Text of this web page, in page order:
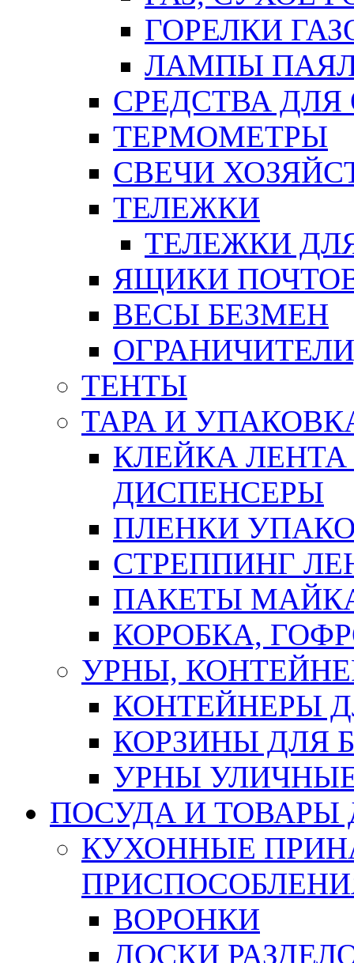
ГОРЕЛКИ
ЛАМПЫ
СРЕДСТВА
ТЕРМОМЕТРЫ
СВЕЧИ
ТЕЛЕЖКИ
ТЕЛЕЖКИ
ЯЩИКИ
ВЕСЫ БЕЗМЕН
ТЕНТЫ
ТАРА И
КЛЕЙКА
ДИСПЕНСЕРЫ
ПЛЕНКИ
СТРЕППИНГ
ПАКЕТЫ
КОРОБКА,
УРНЫ,
КОНТЕЙНЕРЫ
КОРЗИНЫ ДЛЯ
УРНЫ
ПОСУДА И ТОВАРЫ
КУХОННЫЕ
ВОРОНКИ
ДОСКИ